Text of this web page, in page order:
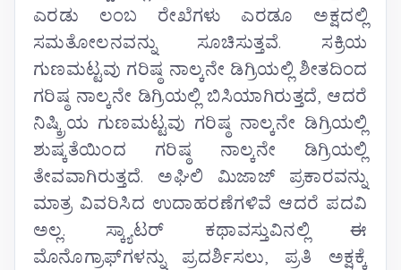
ಎರಡು ಲಂಬ ರೇಖೆಗಳು ಎರಡೂ ಅಕ್ಷದಲ್ಲಿ
ಸಮತೋಲನವನ್ನು ಸೂಚಿಸುತ್ತವೆ. ಸಕ್ರಿಯ
ಗುಣಮಟ್ಟವು ಗರಿಷ್ಠ ನಾಲ್ಕನೇ ಡಿಗ್ರಿಯಲ್ಲಿ ಶೀತದಿಂದ
ಗರಿಷ್ಠ ನಾಲ್ಕನೇ ಡಿಗ್ರಿಯಲ್ಲಿ ಬಿಸಿಯಾಗಿರುತ್ತದೆ, ಆದರೆ
ನಿಷ್ಕ್ರಿಯ ಗುಣಮಟ್ಟವು ಗರಿಷ್ಠ ನಾಲ್ಕನೇ ಡಿಗ್ರಿಯಲ್ಲಿ
ಶುಷ್ಕತೆಯಿಂದ ಗರಿಷ್ಠ ನಾಲ್ಕನೇ ಡಿಗ್ರಿಯಲ್ಲಿ
ತೇವವಾಗಿರುತ್ತದೆ. ಅಘಿಲಿ ಮಿಜಾಜ್ ಪ್ರಕಾರವನ್ನು
ಮಾತ್ರ ವಿವರಿಸಿದ ಉದಾಹರಣೆಗಳಿವೆ ಆದರೆ ಪದವಿ
ಅಲ್ಲ. ಸ್ಕ್ಯಾಟರ್ ಕಥಾವಸ್ತುವಿನಲ್ಲಿ ಈ
ಮೊನೊಗ್ರಾಫ್‌ಗಳನ್ನು ಪ್ರದರ್ಶಿಸಲು, ಪ್ರತಿ ಅಕ್ಷಕ್ಕೆ